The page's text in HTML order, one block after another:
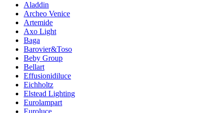
Aladdin
Archeo Venice
Artemide
Axo Light
Baga
Barovier&Toso
Beby Group
Bellart
Effusionidiluce
Eichholtz
Elstead Lighting
Eurolampart
Euroluce